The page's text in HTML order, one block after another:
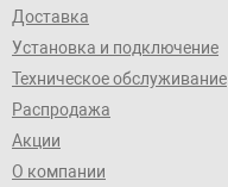
Доставка
Установка и подключение
Техническое обслуживание
Распродажа
Акции
О компании